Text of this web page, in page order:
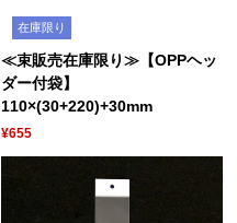
在庫限り
≪束販売在庫限り≫【OPPヘッ
ダー付袋】
110×(30+220)+30mm
¥655